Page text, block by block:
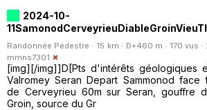
2024-10-
Randonnée Pédestre · 15 km · D+460 m · 170 vus
mmns7301
[img][/img]]D[Pts d'intérêts géologiques
Valromey Seran Depart Sammonod face
de Cerveyrieu 60m sur Seran, gouffre
Groin, source du Gr